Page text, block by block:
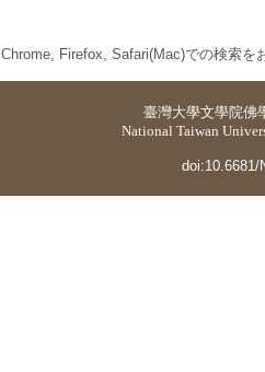
Chrome, Firefox, Safari(Mac)での検索を
臺灣大學文學院佛
National Taiwan
doi:10.6681/